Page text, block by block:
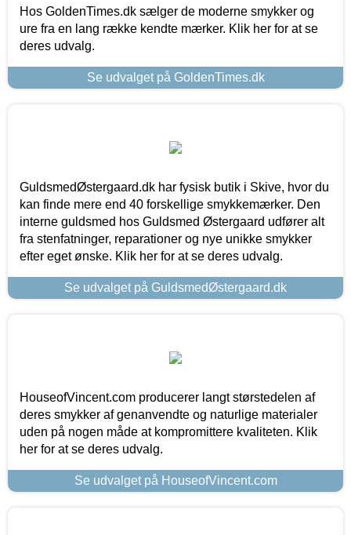
Hos GoldenTimes.dk sælger de moderne smykker og
ure fra en lang række kendte mærker. Klik her for at se
deres udvalg.
Se udvalget på GoldenTimes.dk
GuldsmedØstergaard.dk har fysisk butik i Skive, hvor du
kan finde mere end 40 forskellige smykkemærker. Den
interne guldsmed hos Guldsmed Østergaard udfører alt
fra stenfatninger, reparationer og nye unikke smykker
efter eget ønske. Klik her for at se deres udvalg.
Se udvalget på GuldsmedØstergaard.dk
HouseofVincent.com producerer langt størstedelen af
deres smykker af genanvendte og naturlige materialer
uden på nogen måde at kompromittere kvaliteten. Klik
her for at se deres udvalg.
Se udvalget på HouseofVincent.com